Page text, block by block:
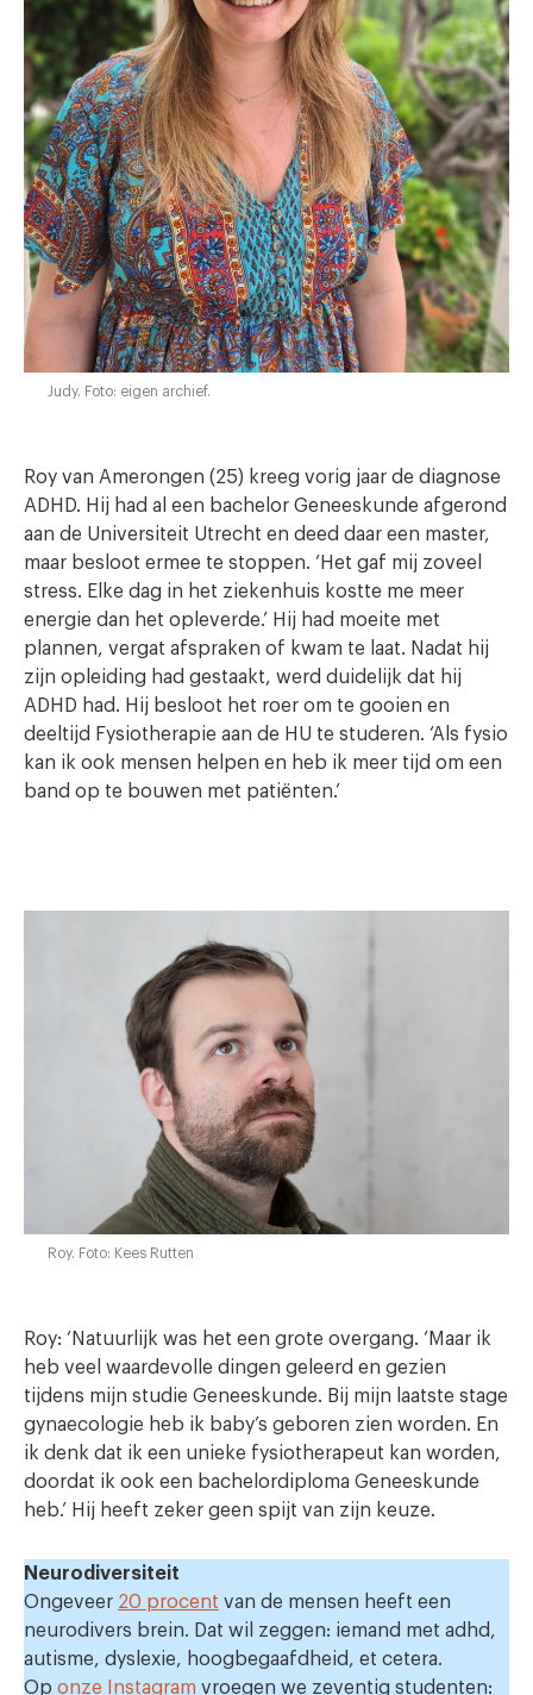
Judy. Foto: eigen archief.
Roy van Amerongen (25) kreeg vorig jaar de diagnose
ADHD. Hij had al een bachelor Geneeskunde afgerond
aan de Universiteit Utrecht en deed daar een master,
maar besloot ermee te stoppen. ‘Het gaf mij zoveel
stress. Elke dag in het ziekenhuis kostte me meer
energie dan het opleverde.’ Hij had moeite met
plannen, vergat afspraken of kwam te laat. Nadat hij
zijn opleiding had gestaakt, werd duidelijk dat hij
ADHD had. Hij besloot het roer om te gooien en
deeltijd Fysiotherapie aan de HU te studeren. ‘Als fysio
kan ik ook mensen helpen en heb ik meer tijd om een
band op te bouwen met patiënten.’
Roy. Foto: Kees Rutten
Roy: ‘Natuurlijk was het een grote overgang. ‘Maar ik
heb veel waardevolle dingen geleerd en gezien
tijdens mijn studie Geneeskunde. Bij mijn laatste stage
gynaecologie heb ik baby’s geboren zien worden. En
ik denk dat ik een unieke fysiotherapeut kan worden,
doordat ik ook een bachelordiploma Geneeskunde
heb.’ Hij heeft zeker geen spijt van zijn keuze.
Neurodiversiteit
Ongeveer 20 procent van de mensen heeft een
neurodivers brein. Dat wil zeggen: iemand met adhd,
autisme, dyslexie, hoogbegaafdheid, et cetera.
Op onze Instagram vroegen we zeventig studenten: